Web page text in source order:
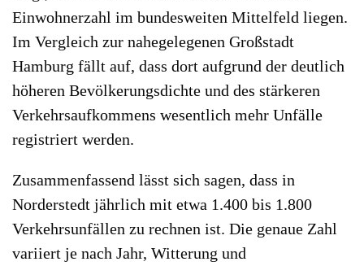
Einwohnerzahl im bundesweiten Mittelfeld liegen.
Im Vergleich zur nahegelegenen Großstadt
Hamburg fällt auf, dass dort aufgrund der deutlich
höheren Bevölkerungsdichte und des stärkeren
Verkehrsaufkommens wesentlich mehr Unfälle
registriert werden.
Zusammenfassend lässt sich sagen, dass in
Norderstedt jährlich mit etwa 1.400 bis 1.800
Verkehrsunfällen zu rechnen ist. Die genaue Zahl
variiert je nach Jahr, Witterung und